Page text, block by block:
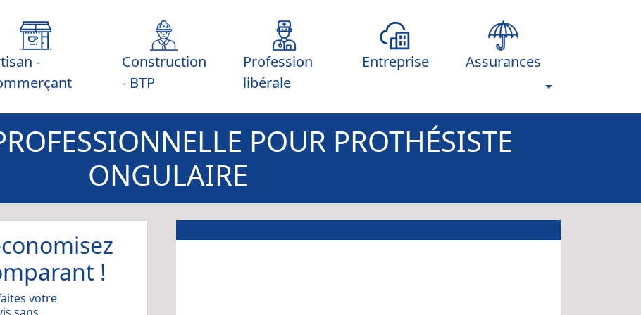
-
Construction
- BTP
Profession
libérale
Entreprise Assurances
POUR PROTHÉSISTE
ONGULAIRE
!
votre